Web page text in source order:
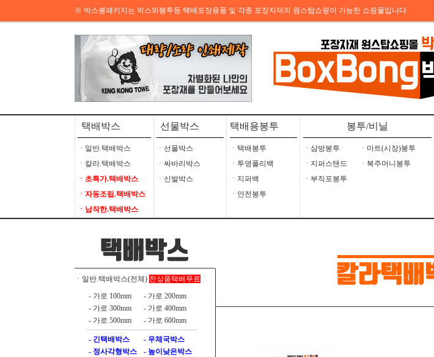
※ 박스봉패키지는 박스와봉투등 택배포장용품 및 각종 포장자재의 원스탑쇼핑이 가능한 쇼핑몰입니다
택배박스
ㆍ일반.택배박스
ㆍ칼라.택배박스
ㆍ초특가.택배박스
ㆍ자동조립.택배박스
ㆍ납작한.택배박스
선물박스
ㆍ선물박스
ㆍ싸바리박스
ㆍ신발박스
택배용봉투
ㆍ택배봉투
ㆍ투명폴리백
ㆍ지퍼백
ㆍ안전봉투
봉투/비닐
ㆍ삼방봉투
ㆍ마트(시장)봉투
ㆍ지퍼스탠드
ㆍ복주머니봉투
ㆍ부직포봉투
ㆍ일반.택배박스(전체) 전상품택배무료
- 가로 100mm
- 가로 200mm
- 가로 300mm
- 가로 400mm
- 가로 500mm
- 가로 600mm
- 긴택배박스
- 우체국박스
- 정사각형박스
- 높이낮은박스